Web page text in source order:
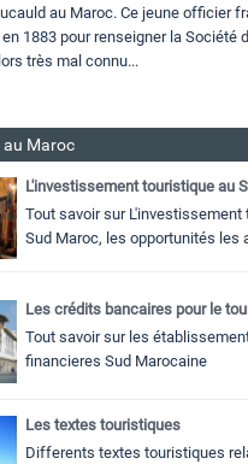
au Maroc. Ce jeune officier
1883 pour renseigner la Société
très mal connu...
au Maroc
L'investissement touristique au
Tout savoir sur L'investissement
Sud Maroc, les opportunités les
Les crédits bancaires pour le
Tout savoir sur les
financieres Sud Marocaine
Les textes touristiques
Differents textes touristiques